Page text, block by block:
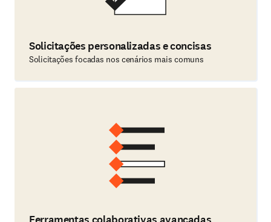
Solicitações personalizadas e concisas
Solicitações focadas nos cenários mais comuns